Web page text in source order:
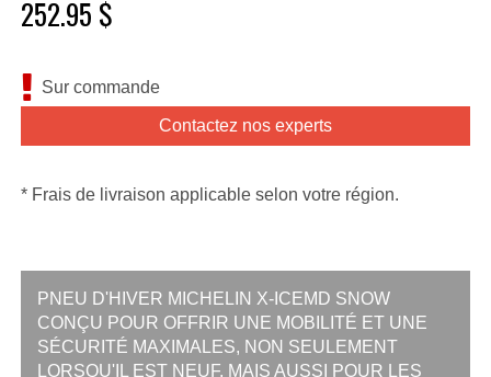
252.95 $
Sur commande
Contactez nos experts
* Frais de livraison applicable selon votre région.
PNEU D'HIVER MICHELIN X-ICEMD SNOW
CONÇU POUR OFFRIR UNE MOBILITÉ ET UNE
SÉCURITÉ MAXIMALES, NON SEULEMENT
LORSQU'IL EST NEUF, MAIS AUSSI POUR LES